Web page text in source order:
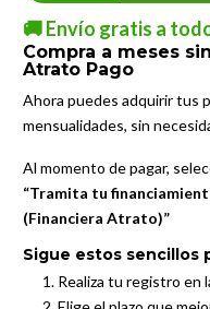
🚚 Envío gratis a
Compra a meses
Atrato Pago
Ahora puedes adquirir tus
mensualidades, sin
Al momento de pagar,
“Tramita tu
(Financiera Atrato)”
Sigue estos sencillos
Realiza tu registro en